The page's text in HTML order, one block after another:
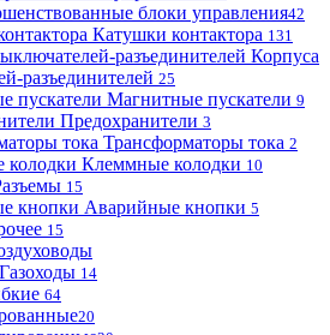
блоки управления42
Катушки контактора 131
Корпуса
разъединителей 25
Магнитные пускатели 9
Предохранители 3
Трансформаторы тока 2
Клеммные колодки 10
15
Аварийные кнопки 5
15
Газоходы 14
64
20